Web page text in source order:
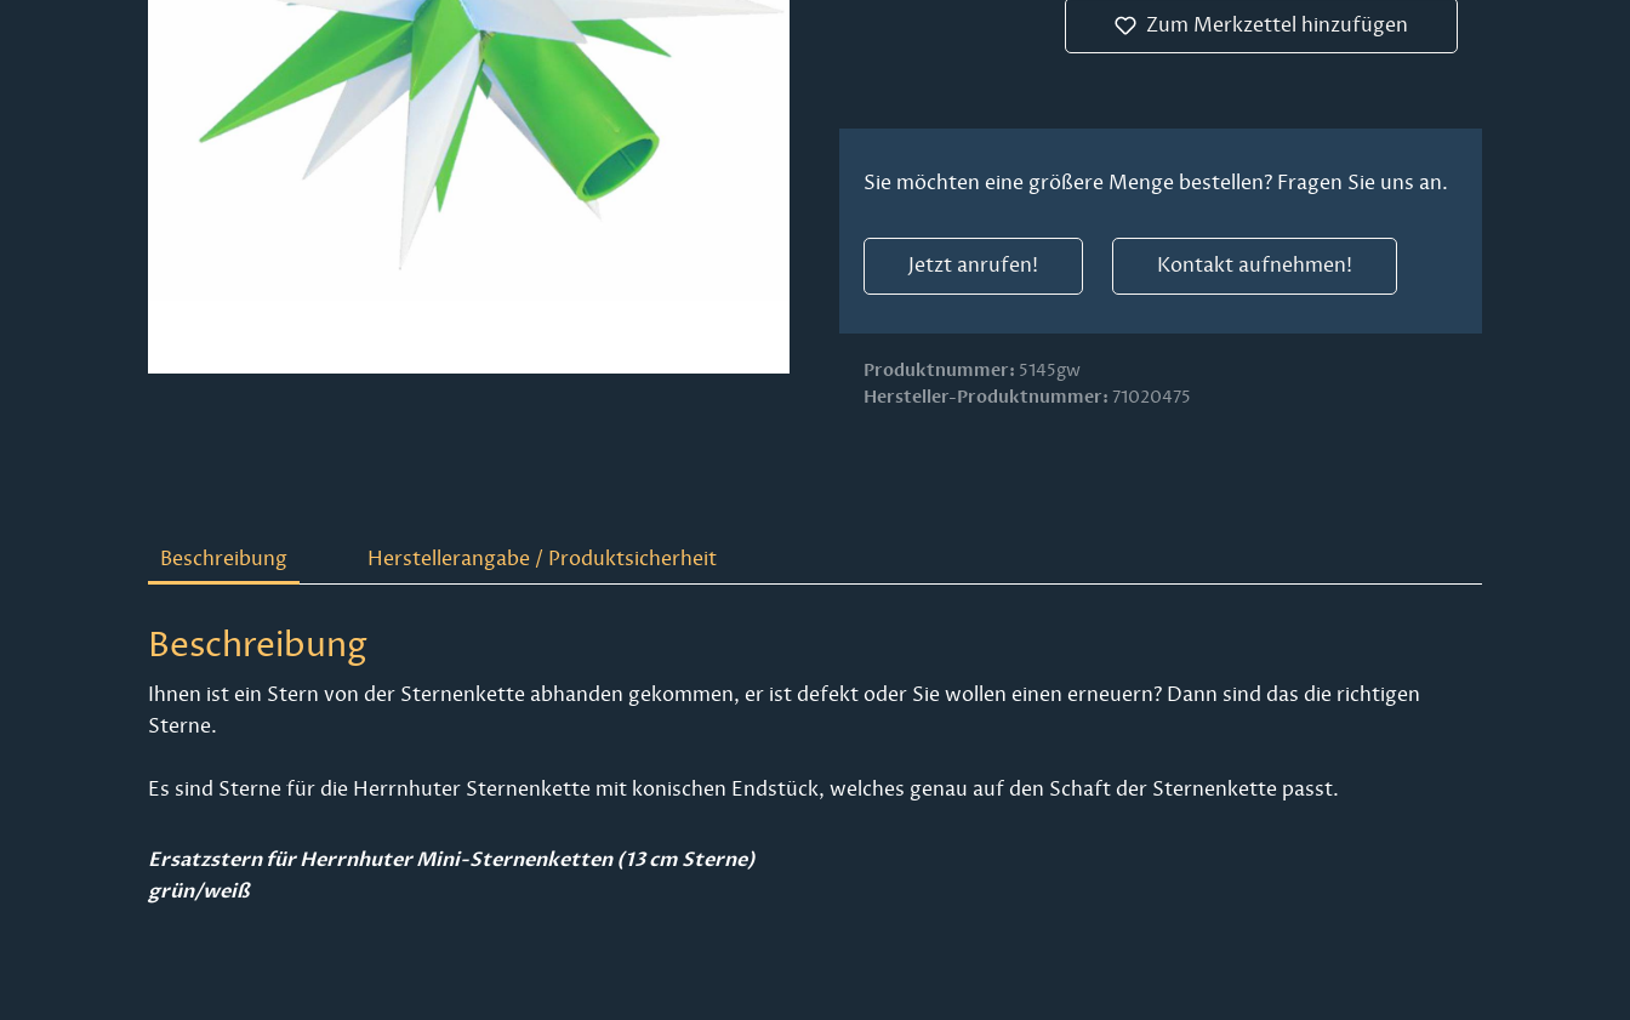
Zum Merkzettel hinzufügen
Sie möchten eine größere Menge bestellen? Fragen Sie uns an.
Jetzt anrufen! Kontakt aufnehmen!
Produktnummer: 5145gw
Hersteller-Produktnummer: 71020475
Beschreibung Herstellerangabe / Produktsicherheit
Beschreibung
Ihnen ist ein Stern von der Sternenkette abhanden gekommen, er ist defekt oder Sie wollen einen erneuern? Dann sind das die richtigen
Sterne.
Es sind Sterne für die Herrnhuter Sternenkette mit konischen Endstück, welches genau auf den Schaft der Sternenkette passt.
Ersatzstern für Herrnhuter Mini-Sternenketten (13 cm Sterne)
grün/weiß